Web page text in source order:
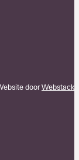
doorWebstack